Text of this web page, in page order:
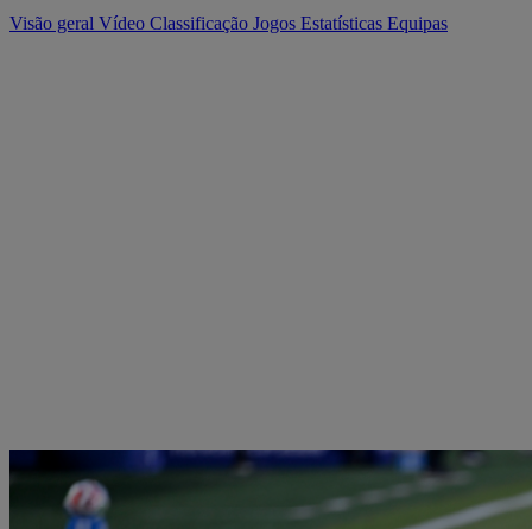
Visão geral Vídeo Classificação Jogos Estatísticas Equipas